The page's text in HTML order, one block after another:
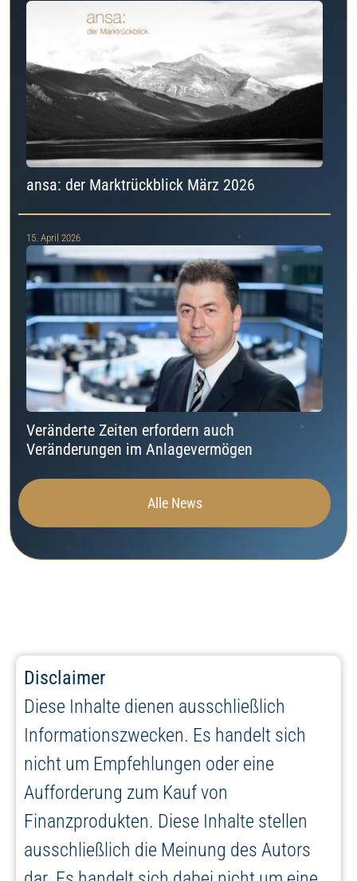
ansa: der Marktrückblick März 2026
15. April 2026
Veränderte Zeiten erfordern auch
Veränderungen im Anlagevermögen
Alle News
Disclaimer
Diese Inhalte dienen ausschließlich
Informationszwecken. Es handelt sich
nicht um Empfehlungen oder eine
Aufforderung zum Kauf von
Finanzprodukten. Diese Inhalte stellen
ausschließlich die Meinung des Autors